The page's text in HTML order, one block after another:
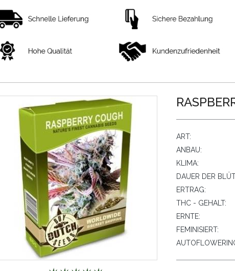
ART:
ANBAU:
KLIMA:
DAUER DER
ERTRAG:
THC - GEHALT:
ERNTE:
FEMINISIERT: